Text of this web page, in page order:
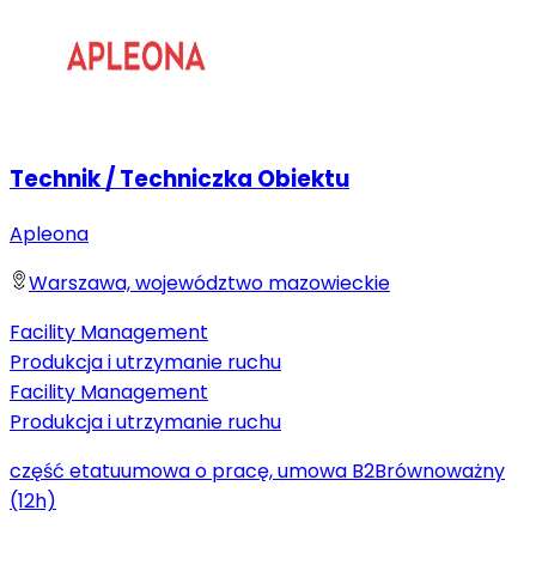
Technik / Techniczka Obiektu
Apleona
Warszawa, województwo mazowieckie
Facility Management
Produkcja i utrzymanie ruchu
Facility Management
Produkcja i utrzymanie ruchu
część etatuumowa o pracę, umowa B2Brównoważny
(12h)